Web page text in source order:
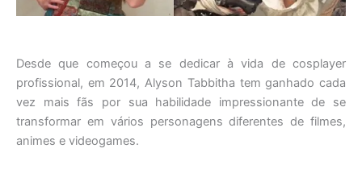
Desde que começou a se dedicar à vida de cosplayer
profissional, em 2014, Alyson Tabbitha tem ganhado cada
vez mais fãs por sua habilidade impressionante de se
transformar em vários personagens diferentes de filmes,
animes e videogames.